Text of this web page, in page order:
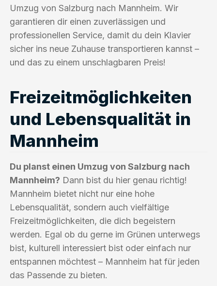
Umzug von Salzburg nach Mannheim. Wir
garantieren dir einen zuverlässigen und
professionellen Service, damit du dein Klavier
sicher ins neue Zuhause transportieren kannst –
und das zu einem unschlagbaren Preis!
Freizeitmöglichkeiten
und Lebensqualität in
Mannheim
Du planst einen Umzug von Salzburg nach
Mannheim? Dann bist du hier genau richtig!
Mannheim bietet nicht nur eine hohe
Lebensqualität, sondern auch vielfältige
Freizeitmöglichkeiten, die dich begeistern
werden. Egal ob du gerne im Grünen unterwegs
bist, kulturell interessiert bist oder einfach nur
entspannen möchtest – Mannheim hat für jeden
das Passende zu bieten.